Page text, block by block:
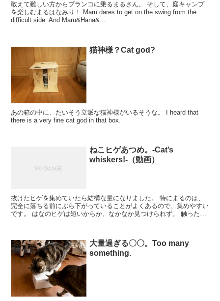
敢えて難しい方からブランコに乗るまるさん。 そして、庭キャンプ
を楽しむまるはなみり！ Maru dares to get on the swing from the
difficult side. And Maru&Hana&...
猫神様？Cat god?
あの箱の中に、たいそう立派な猫神様がいるそうな。 I heard that
there is a very fine cat god in that box.
ねこヒゲあつめ。-Cat’s
whiskers!-（動画）
抜けたヒゲを集めていたら結構な量になりました。 特にまるのは、
完全に落ちる前にぶら下がっていることがよくあるので、集めやすい
です。 はなのヒゲは短いからか、なかなか見つけられず。 触った感
大量過ぎる〇〇。Too many
something.